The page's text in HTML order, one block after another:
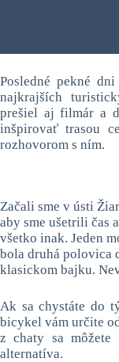
Posledné pekné
najkrajších
prešiel aj filmár a
inšpirovať trasou
rozhovorom s ním.
Začali sme v ústi
aby sme ušetrili čas
všetko inak. Jeden
bola druhá polovica
klasickom bajku.
Ak sa chystáte do
bicykel vám určite
z chaty sa
alternatíva.